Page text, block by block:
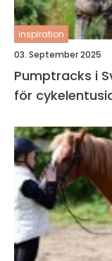
inspiration
03. September 2025
Pumptracks i
för